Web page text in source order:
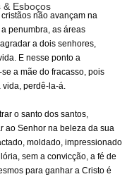
& Esboços
não avançam na
penumbra, as áreas
a dois senhores,
E nesse ponto a
a mãe do fracasso, pois
vida, perdê-la-á.
o santo dos santos,
ao Senhor na beleza da sua
moldado, impressionado
sem a convicção, a fé de
para ganhar a Cristo é